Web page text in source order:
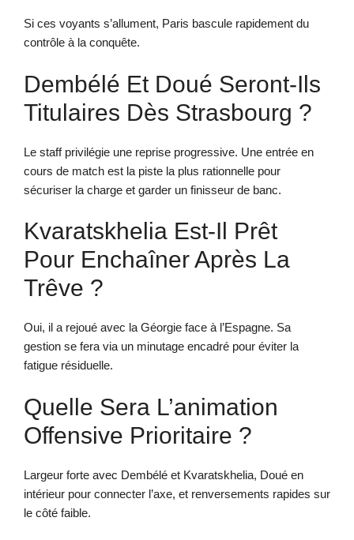
Si ces voyants s’allument, Paris bascule rapidement du
contrôle à la conquête.
Dembélé Et Doué Seront-Ils
Titulaires Dès Strasbourg ?
Le staff privilégie une reprise progressive. Une entrée en
cours de match est la piste la plus rationnelle pour
sécuriser la charge et garder un finisseur de banc.
Kvaratskhelia Est-Il Prêt
Pour Enchaîner Après La
Trêve ?
Oui, il a rejoué avec la Géorgie face à l’Espagne. Sa
gestion se fera via un minutage encadré pour éviter la
fatigue résiduelle.
Quelle Sera L’animation
Offensive Prioritaire ?
Largeur forte avec Dembélé et Kvaratskhelia, Doué en
intérieur pour connecter l’axe, et renversements rapides sur
le côté faible.